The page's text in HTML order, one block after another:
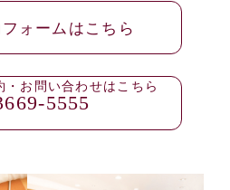
ォームはこちら
・お問い合わせはこちら
5555